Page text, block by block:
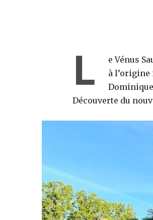
L
e Vénus
à l’origine
Découverte du